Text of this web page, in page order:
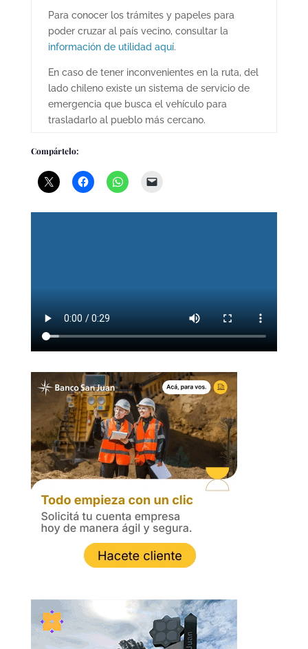
Para conocer los trámites y papeles para
poder cruzar al país vecino, consultar la
información de utilidad aquí.
En caso de tener inconvenientes en la ruta, del
lado chileno existe un sistema de servicio de
emergencia que busca el vehículo para
trasladarlo al pueblo más cercano.
Compártelo: